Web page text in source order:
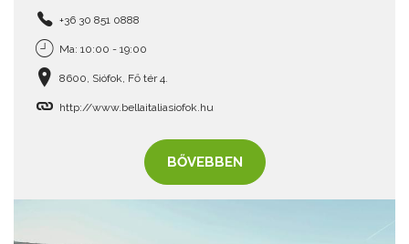
+36 30 851 0888
Ma: 10:00 - 19:00
8600, Siófok, Fő tér 4.
http://www.bellaitaliasiofok.hu
BŐVEBBEN